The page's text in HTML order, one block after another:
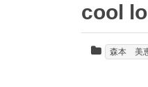
cool
森本 美